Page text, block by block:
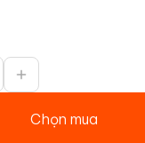
Chọn mua